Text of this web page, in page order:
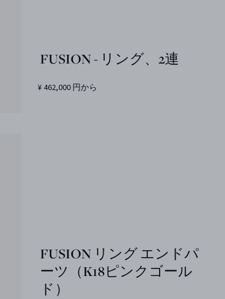
FUSION - リング、2連
¥ 462,000 円から
FUSION リング エンドパ
ーツ（K18ピンクゴール
ド）